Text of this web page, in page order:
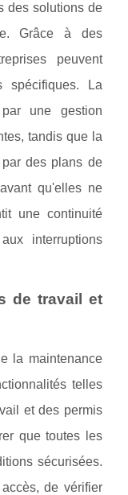
des solutions de
Grâce à des
peuvent
spécifiques. La
une gestion
tandis que la
des plans de
qu'elles ne
une continuité
interruptions
de travail et
la maintenance
telles
et des permis
que toutes les
sécurisées.
de vérifier